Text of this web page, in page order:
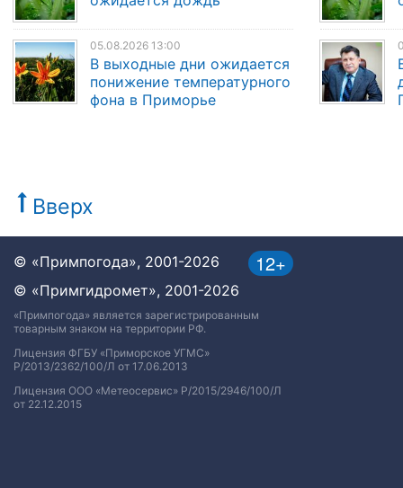
05.08.2026 13:00
В выходные дни ожидается
понижение температурного
фона в Приморье
Вверх
12+
© «Примпогода», 2001-2026
© «Примгидромет», 2001-2026
«Примпогода» является зарегистрированным
товарным знаком на территории РФ.
Лицензия ФГБУ «Приморское УГМС»
Р/2013/2362/100/Л от 17.06.2013
Лицензия ООО «Метеосервис» Р/2015/2946/100/Л
от 22.12.2015